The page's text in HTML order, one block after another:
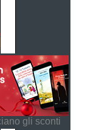
gli sconti